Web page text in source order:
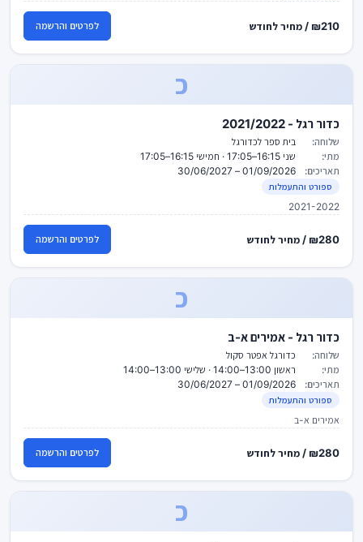
₪210 / מחיר לחודש לפרטים והרשמה
כ
כדור רגל - 2021/2022
שלוחה:
בית ספר לכדורגל
מתי:
שני 16:15–17:05 · חמישי 16:15–17:05
תאריכים:
01/09/2026 – 30/06/2027
ספורט והתעמלות
2021-2022
₪280 / מחיר לחודש לפרטים והרשמה
כ
כדור רגל - אמירים א-ב
שלוחה:
כדורגל אפטר סקול
מתי:
ראשון 13:00–14:00 · שלישי 13:00–14:00
תאריכים:
01/09/2026 – 30/06/2027
ספורט והתעמלות
אמירים א-ב
₪280 / מחיר לחודש לפרטים והרשמה
כ